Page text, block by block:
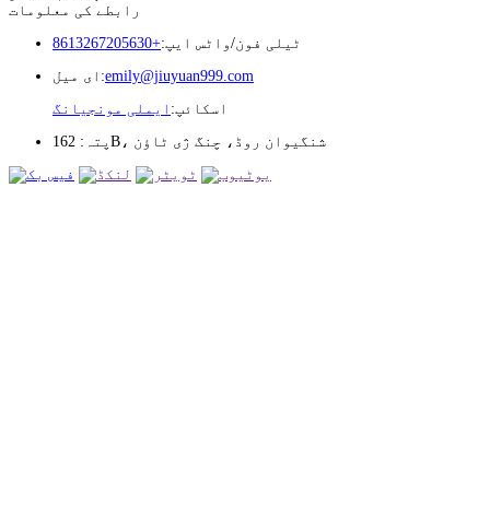
رابطے کی معلومات
ٹیلی فون/واٹس ایپ:+8613267205630
ای میل:emily@jiuyuan999.com
اسکائپ: ایملی مونجیانگ
پتہ: 162B، شنگیوان روڈ، چنگ ژی ٹاؤن